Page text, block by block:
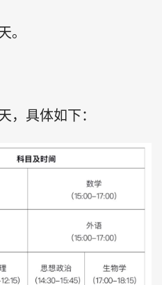
。
，具体如下：